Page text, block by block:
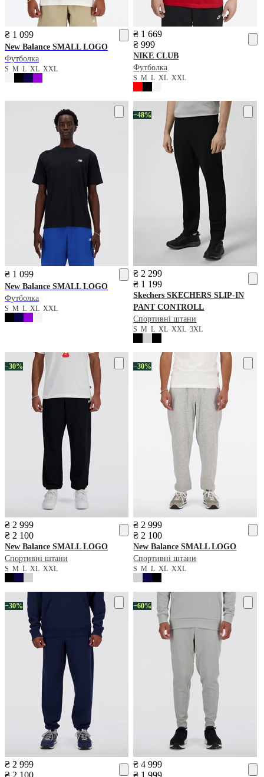
₴ 1 099
New Balance SMALL LOGO
Футболка
S M L XL XXL
₴ 1 669
₴ 999
NIKE CLUB
Футболка
SMLXLXXL
₴ 1 099
New Balance SMALL LOGO
Футболка
S M L XL XXL
−48%
₴ 2 299
₴ 1 199
Skechers SKECHERS SLIP-IN
PANT CONTROLL
Спортивні штани
SMLXLXXL3XL
−30%
₴ 2 999
₴ 2 100
New Balance SMALL LOGO
Спортивні штани
S M L XL XXL
−30%
₴ 2 999
₴ 2 100
New Balance SMALL LOGO
Спортивні штани
SMLXLXXL
−30%
₴ 2 999
₴ 2 100
−60%
₴ 4 999
₴ 1 999